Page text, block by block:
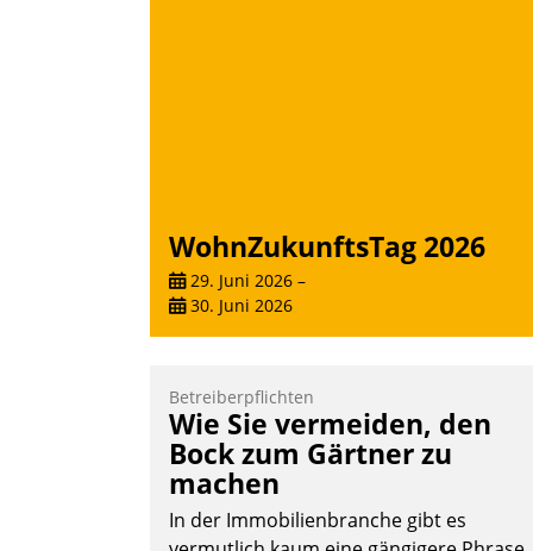
WohnZukunftsTag 2026
29. Juni 2026 –
30. Juni 2026
Betreiberpflichten
Wie Sie vermeiden, den
Bock zum Gärtner zu
machen
In der Immobilienbranche gibt es